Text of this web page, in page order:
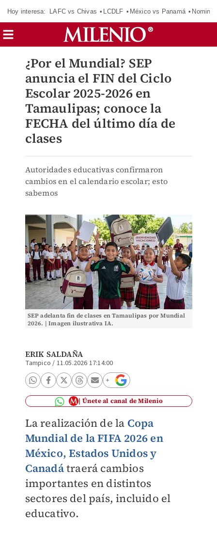
Hoy interesa: LAFC vs Chivas LCDLF México vs Panamá
¿Por el Mundial? SEP
anuncia el FIN del Ciclo
Escolar 2025-2026 en
Tamaulipas; conoce la
FECHA del último día de
clases
Autoridades educativas confirmaron
cambios en el calendario escolar; esto
sabemos
SEP adelanta fin de clases en Tamaulipas por Mundial
2026. | Imagen ilustrativa IA.
ERIK SALDAÑA
Tampico / 11.05.2026 17:14:00
Únete al canal de Milenio
La realización de la Copa
Mundial de la FIFA 2026 en
México,Estados Unidos y
Canadátraerá cambios
importantes en distintos
sectores del país, incluido el
educativo.